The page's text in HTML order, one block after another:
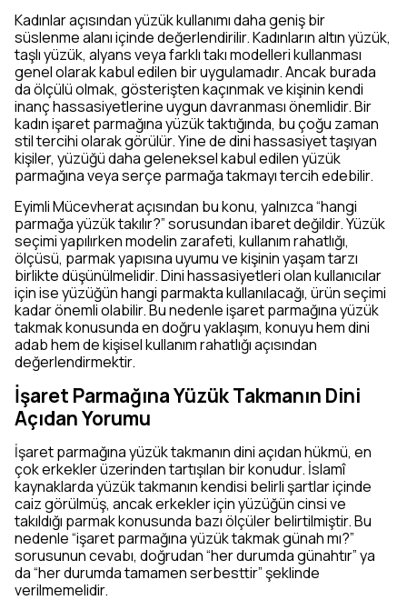
Kadınlar açısından yüzük kullanımı daha geniş bir
süslenme alanı içinde değerlendirilir. Kadınların altın yüzük,
taşlı yüzük, alyans veya farklı takı modelleri kullanması
genel olarak kabul edilen bir uygulamadır. Ancak burada
da ölçülü olmak, gösterişten kaçınmak ve kişinin kendi
inanç hassasiyetlerine uygun davranması önemlidir. Bir
kadın işaret parmağına yüzük taktığında, bu çoğu zaman
stil tercihi olarak görülür. Yine de dini hassasiyet taşıyan
kişiler, yüzüğü daha geleneksel kabul edilen yüzük
parmağına veya serçe parmağa takmayı tercih edebilir.
Eyimli Mücevherat açısından bu konu, yalnızca “hangi
parmağa yüzük takılır?” sorusundan ibaret değildir. Yüzük
seçimi yapılırken modelin zarafeti, kullanım rahatlığı,
ölçüsü, parmak yapısına uyumu ve kişinin yaşam tarzı
birlikte düşünülmelidir. Dini hassasiyetleri olan kullanıcılar
için ise yüzüğün hangi parmakta kullanılacağı, ürün seçimi
kadar önemli olabilir. Bu nedenle işaret parmağına yüzük
takmak konusunda en doğru yaklaşım, konuyu hem dini
adab hem de kişisel kullanım rahatlığı açısından
değerlendirmektir.
İşaret Parmağına Yüzük Takmanın Dini
Açıdan Yorumu
İşaret parmağına yüzük takmanın dini açıdan hükmü, en
çok erkekler üzerinden tartışılan bir konudur. İslamî
kaynaklarda yüzük takmanın kendisi belirli şartlar içinde
caiz görülmüş, ancak erkekler için yüzüğün cinsi ve
takıldığı parmak konusunda bazı ölçüler belirtilmiştir. Bu
nedenle “işaret parmağına yüzük takmak günah mı?”
sorusunun cevabı, doğrudan “her durumda günahtır” ya
da “her durumda tamamen serbesttir” şeklinde
verilmemelidir.